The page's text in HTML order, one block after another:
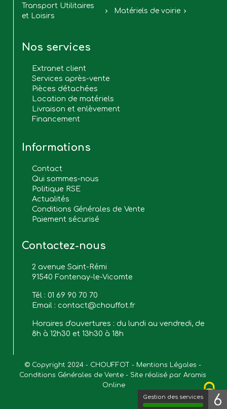
Transport Utilitaires
et Loisirs
 Matériels de voirie 
Nos services
Extranet client
Services après-vente
Pièces détachées
Location de matériels
Livraison et enlèvement
Financement
Informations
Contact
Qui sommes-nous
Politique RSE
Actualités
Conditions Générales de Vente
Paiement sécurisé
Contactez-nous
2 avenue Saint-Rémi
91540 Fontenay-le-Vicomte
Tél : 01 69 90 70 70
Email : contact@chouffot.fr
Horaires d'ouvertures : du lundi au vendredi, de
8h à 12h30 et 13h30 à 18h
© Copyright 2024 - CHOUFFOT - Mentions Légales
-
Conditions Générales de Vente - Site réalisé par Aramis
Online
Gestion des services 6